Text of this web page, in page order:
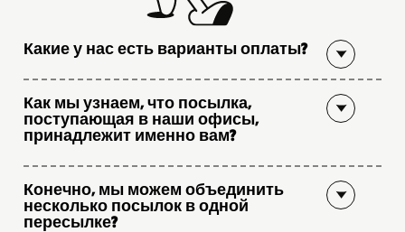
Какие у нас есть варианты оплаты?
Как мы узнаем, что посылка,
поступающая в наши офисы,
принадлежит именно вам?
Конечно, мы можем объединить
несколько посылок в одной
пересылке?